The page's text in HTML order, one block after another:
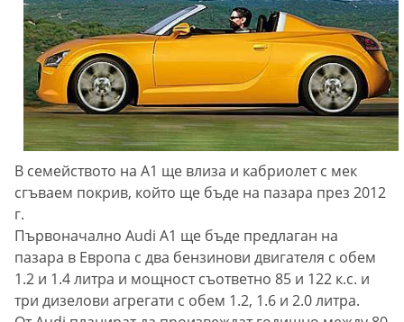
В семейството на А1 ще влиза и кабриолет с мек
сгъваем покрив, който ще бъде на пазара през 2012
г.
Първоначално Audi A1 ще бъде предлаган на
пазара в Европа с два бензинови двигателя с обем
1.2 и 1.4 литра и мощност съответно 85 и 122 к.с. и
три дизелови агрегати с обем 1.2, 1.6 и 2.0 литра.